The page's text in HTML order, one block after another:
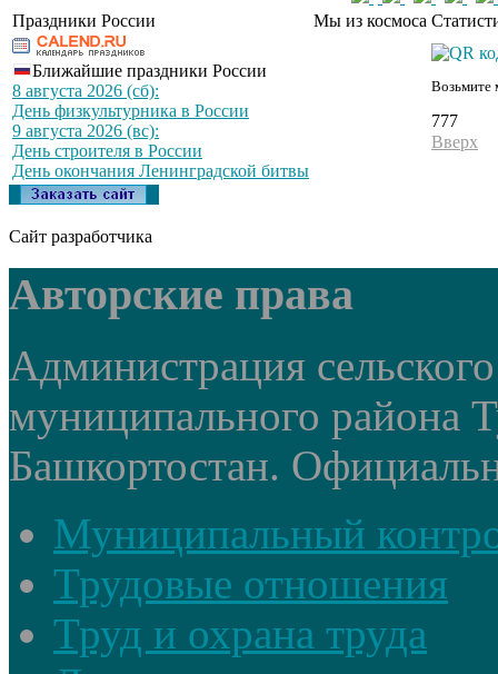
Праздники России Мы из космоса
Ближайшие праздники России
8 августа 2026 (сб):
День физкультурника в России
9 августа 2026 (вс):
День строителя в России
День окончания Ленинградской битвы
Возьмите
777
Вверх
Сайт разработчика
Авторские права
Администрация
муниципального района
Башкортостан.
Муниципальный
Трудовые отношения
Труд и охрана труда